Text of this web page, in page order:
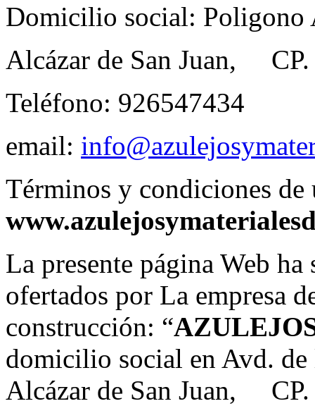
Domicilio social: Poligono
Alcázar de San Juan, CP.
Teléfono: 926547434
email:
Términos y condiciones
La presente página Web
ofertados por La empresa
construcción: “
domicilio social en Avd.
Alcázar de San Juan, CP.